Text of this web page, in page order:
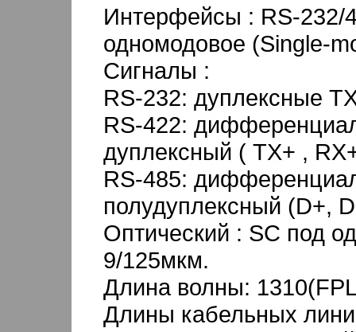
Интерфейсы : RS-232/
одномодовое (Single-
Сигналы :
RS-232: дуплексные
RS-422:
дуплексный ( TX+ ,
RS-485:
полудуплексный (D+,
Оптический : SC под
9/125мкм.
Длина волны:
Длины кабельных